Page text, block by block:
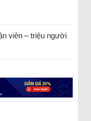
viên – triệu người